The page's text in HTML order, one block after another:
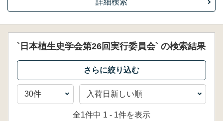
詳細検索
`日本植生史学会第26回実行委員会` の検索結果
全1件中 1 - 1件を表示